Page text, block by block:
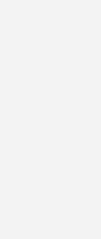
der eine
steht
ich
für das
Fehlern, die mir
fit bleibe in
verschafft
von denen